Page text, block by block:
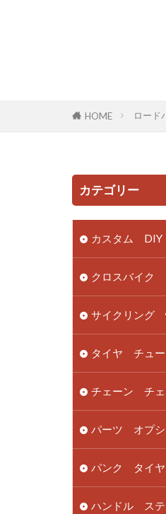
HOME ロード
カテゴリー
カスタム DIY
クロスバイク
サイクリング
タイヤ チュ
チェーン チェ
パーツ オプシ
パンク タイヤ
ハンドル ステ